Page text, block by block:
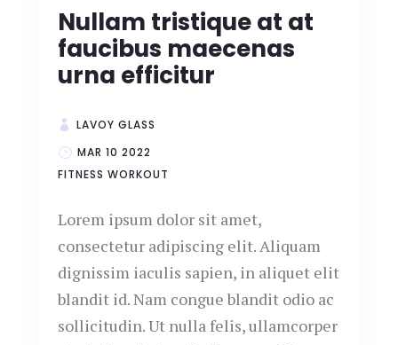
Nullam tristique at at
faucibus maecenas
urna efficitur
LAVOY GLASS
MAR 10 2022
FITNESS WORKOUT
Lorem ipsum dolor sit amet,
consectetur adipiscing elit. Aliquam
dignissim iaculis sapien, in aliquet elit
blandit id. Nam congue blandit odio ac
sollicitudin. Ut nulla felis, ullamcorper